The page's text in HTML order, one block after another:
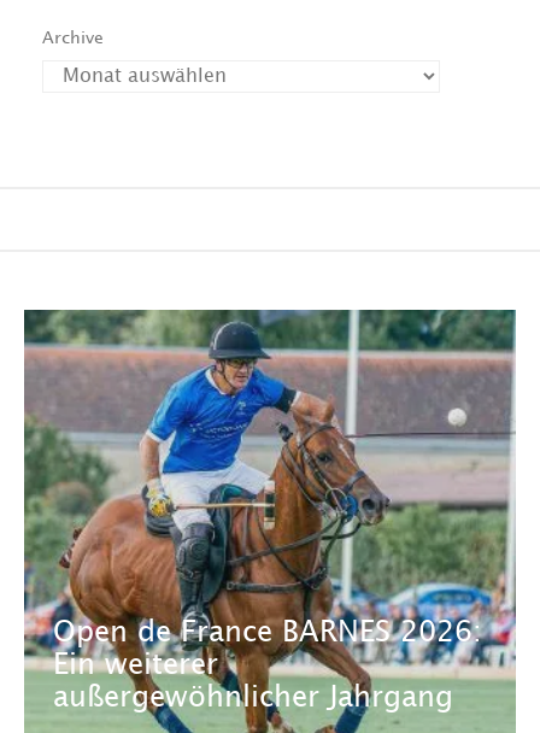
Archive
Open de France BARNES 2026:
Ein weiterer
außergewöhnlicher Jahrgang